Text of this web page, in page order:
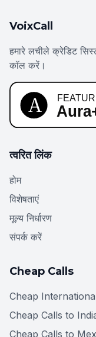
VoixCall
हमारे लचीले क्रेडिट
कॉल करें।
त्वरित लिंक
होम
विशेषताएं
मूल्य निर्धारण
संपर्क करें
Cheap Calls
Cheap
Cheap Calls to
Cheap Calls to